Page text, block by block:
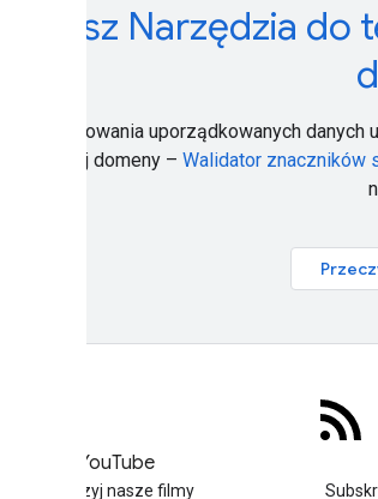
Szukasz Narzędzia
do testowania uporządkowanych
do nowej domeny – Walidator znaczników
YouTube
Obejrzyj nasze filmy